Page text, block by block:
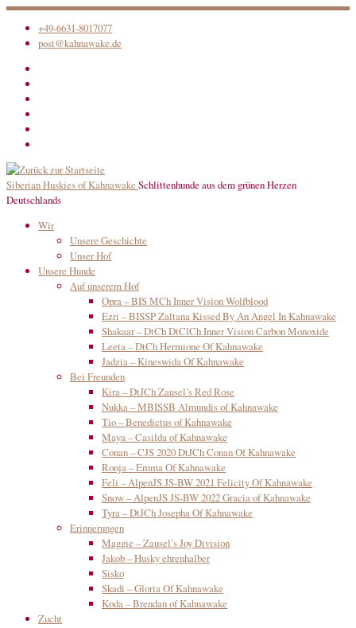
Zum
Inhalt
springen
+49-6631-8017077
post@kahnawake.de
Siberian Huskies of Kahnawake Schlittenhunde aus dem grünen Herzen
Deutschlands
Wir
Unsere Geschichte
Unser Hof
Unsere Hunde
Auf unserem Hof
Opra – BIS MCh Inner Vision Wolfblood
Ezri – BISSP Zaltana Kissed By An Angel In Kahnawake
Shakaar – DtCh DtClCh Inner Vision Carbon Monoxide
Leeta – DtCh Hermione Of Kahnawake
Jadzia – Kineswida Of Kahnawake
Bei Freunden
Kira – DtJCh Zausel’s Red Rose
Nukka – MBISSB Almundis of Kahnawake
Tio – Benedictus of Kahnawake
Maya – Casilda of Kahnawake
Conan – CJS 2020 DtJCh Conan Of Kahnawake
Ronja – Emma Of Kahnawake
Feli – AlpenJS JS-BW 2021 Felicity Of Kahnawake
Snow – AlpenJS JS-BW 2022 Gracia of Kahnawake
Tyra – DtJCh Josepha Of Kahnawake
Erinnerungen
Maggie – Zausel’s Joy Division
Jakob – Husky ehrenhalber
Sisko
Skadi – Gloria Of Kahnawake
Koda – Brendan of Kahnawake
Zucht